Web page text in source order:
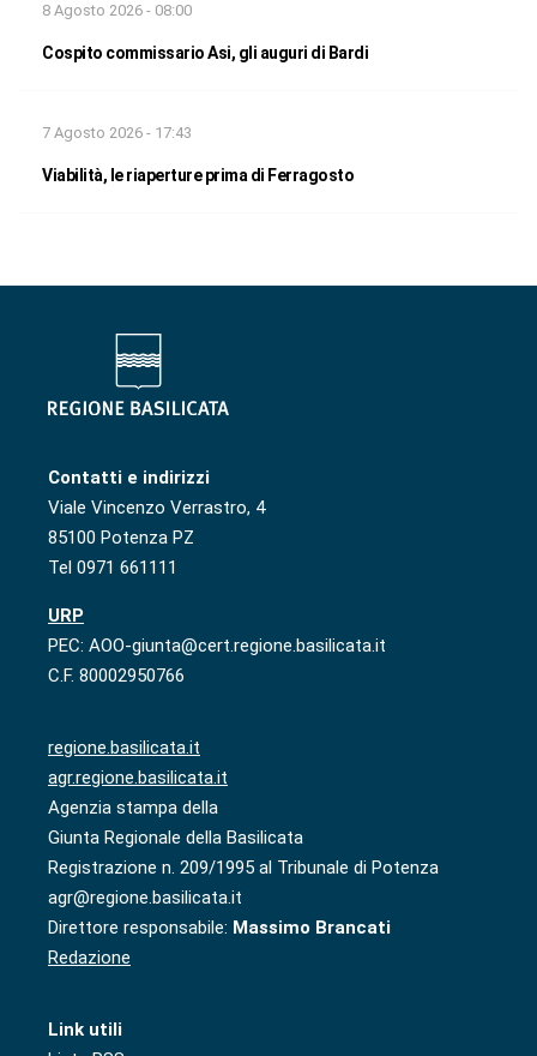
8 Agosto 2026 - 08:00
Cospito commissario Asi, gli auguri di Bardi
7 Agosto 2026 - 17:43
Viabilità, le riaperture prima di Ferragosto
Contatti e indirizzi
Viale Vincenzo Verrastro, 4
85100 Potenza PZ
Tel 0971 661111
URP
PEC: AOO-giunta@cert.regione.basilicata.it
C.F. 80002950766
regione.basilicata.it
agr.regione.basilicata.it
Agenzia stampa della
Giunta Regionale della Basilicata
Registrazione n. 209/1995 al Tribunale di Potenza
agr@regione.basilicata.it
Direttore responsabile: Massimo Brancati
Redazione
Link utili